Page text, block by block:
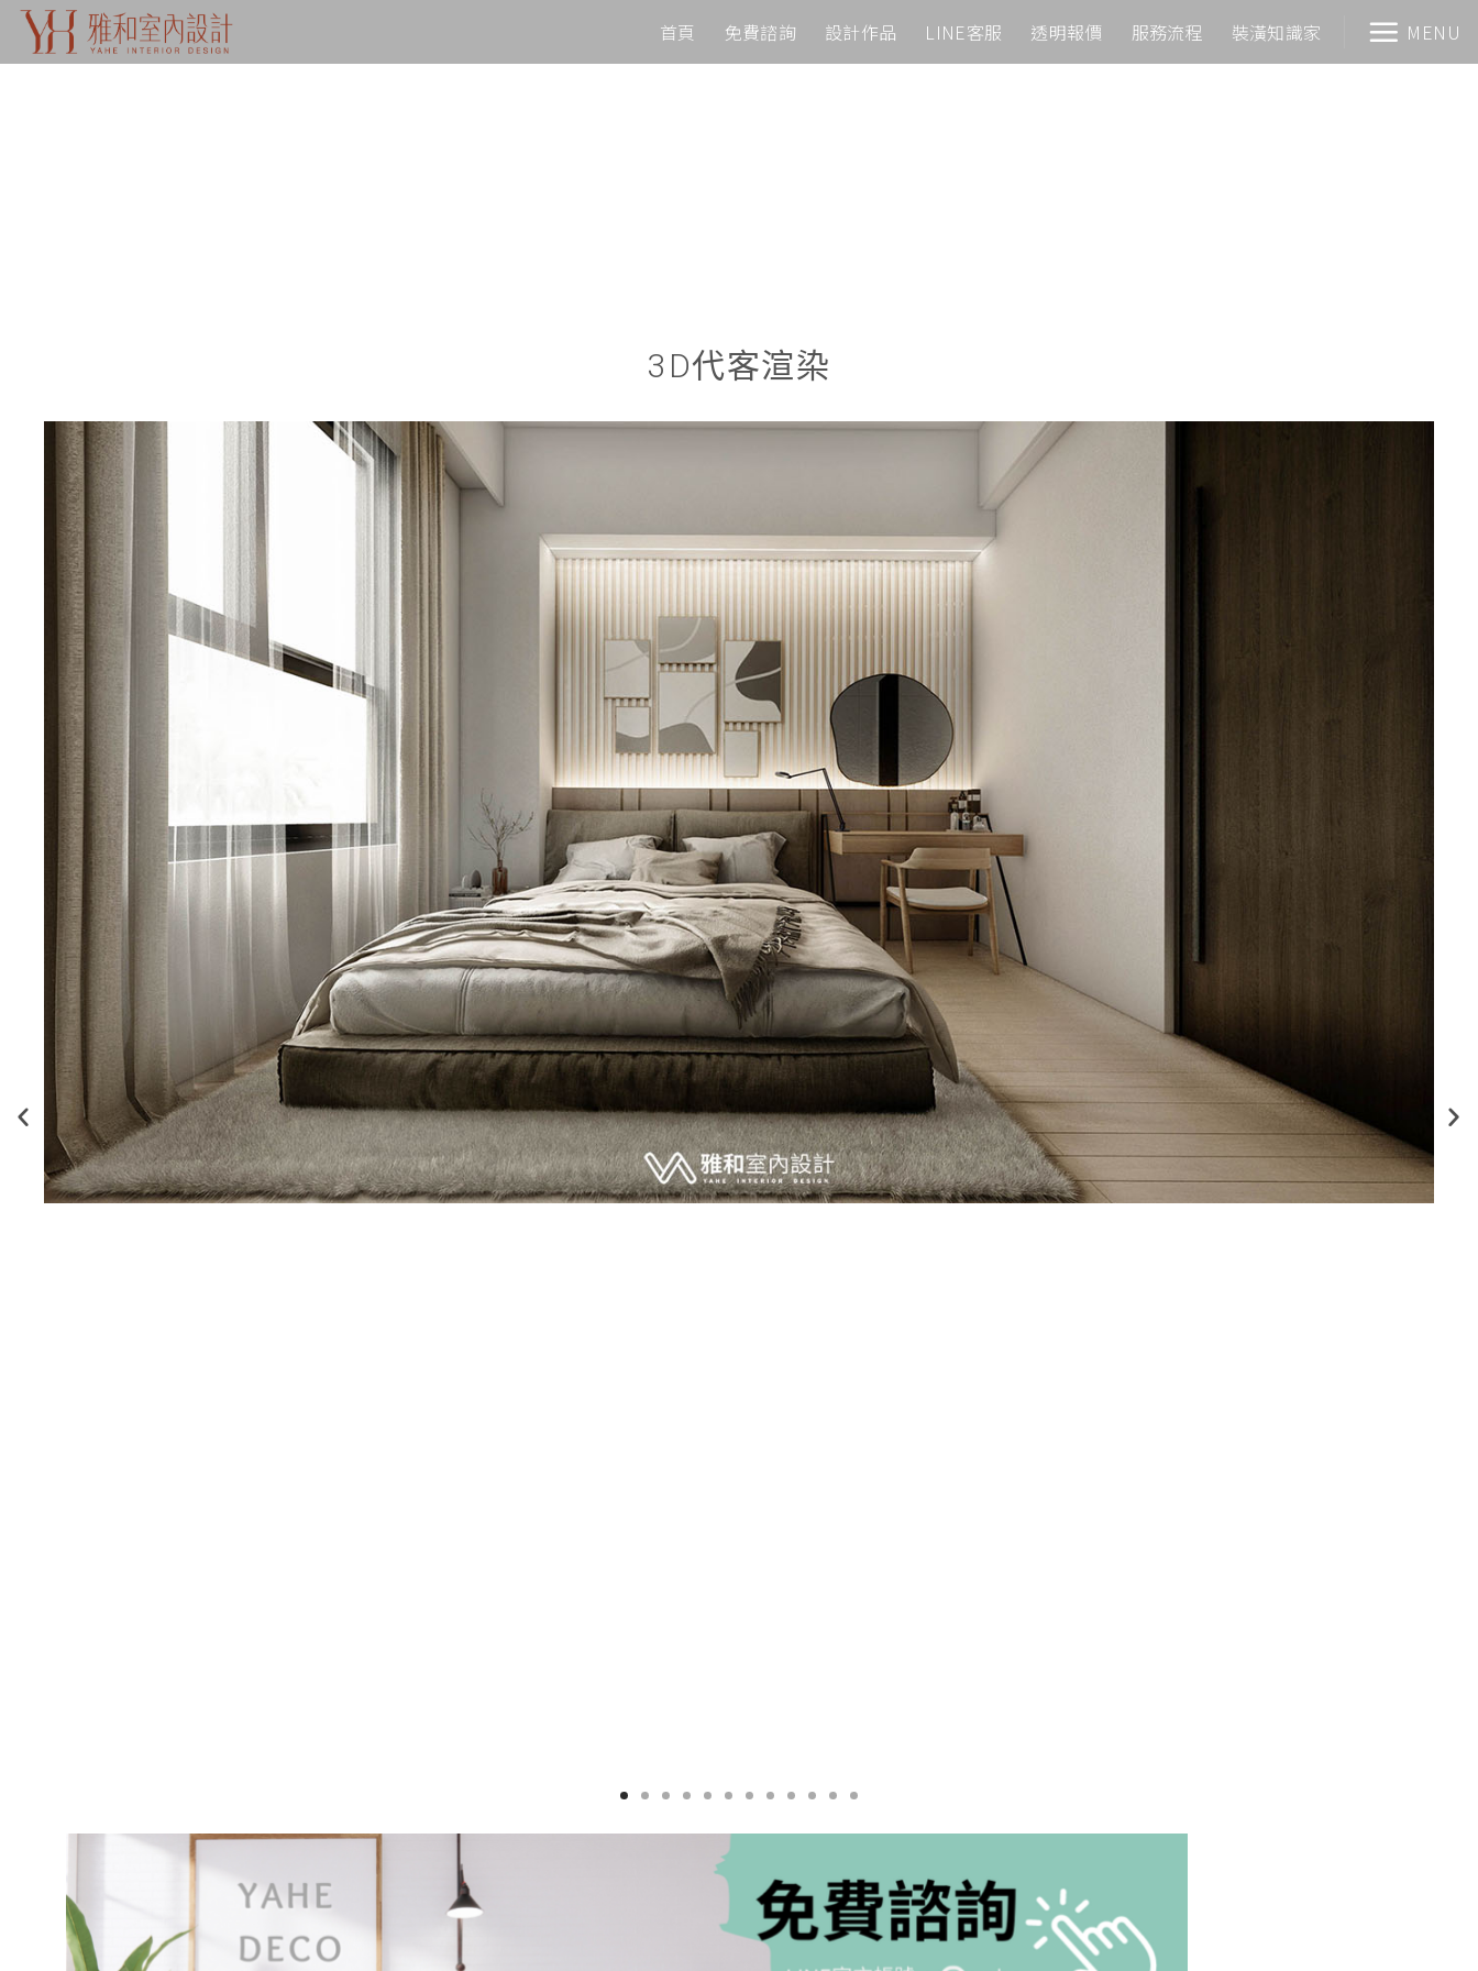
首頁 免費諮詢 設計作品 LINE客服 透明報價 服務流程 裝潢知識家 MENU
3D代客渲染